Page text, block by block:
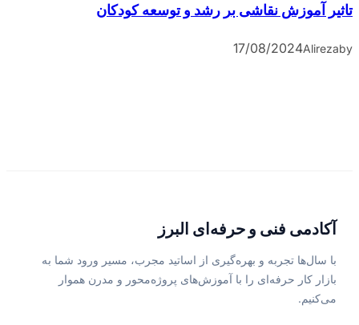
تاثیر آموزش نقاشی بر رشد و توسعه کودکان
by
Alireza
17/08/2024
آکادمی فنی و حرفه‌ای البرز
با سال‌ها تجربه و بهره‌گیری از اساتید مجرب، مسیر ورود شما به
بازار کار حرفه‌ای را با آموزش‌های پروژه‌محور و مدرن هموار
می‌کنیم.